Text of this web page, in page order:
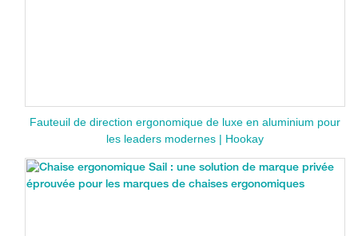
Fauteuil de direction ergonomique de luxe en aluminium pour
les leaders modernes | Hookay